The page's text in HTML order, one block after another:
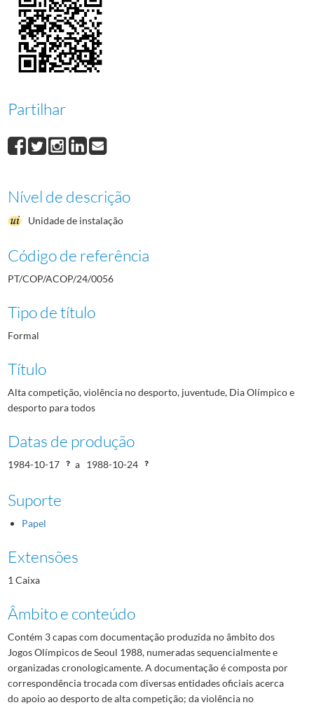
0058Preparação Olímpica e Friendship Fund
0059Acreditação de jornalistas, proteção aos jogos, obras na sede e selos e
0060 Câmaras Municipais, agências de viagens, campo da juventude e prémio
0061 Cooperação Olímpica na Europa, Museu, Associação dos C.N.O.
(...)
Partilhar
Nível de descrição
Unidade de instalação
Código de referência
PT/COP/ACOP/24/0056
Tipo de título
Formal
Título
Alta competição, violência no desporto, juventude, Dia Olímpico e
desporto para todos
Datas de produção
1984-10-17 a 1988-10-24
Suporte
Papel
Extensões
1 Caixa
Âmbito e conteúdo
Contém 3 capas com documentação produzida no âmbito dos
Jogos Olímpicos de Seoul 1988, numeradas sequencialmente e
organizadas cronologicamente. A documentação é composta por
correspondência trocada com diversas entidades oficiais acerca
do apoio ao desporto de alta competição; da violência no